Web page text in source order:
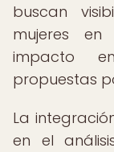
buscan
mujeres
impacto
propuestas
La
en el